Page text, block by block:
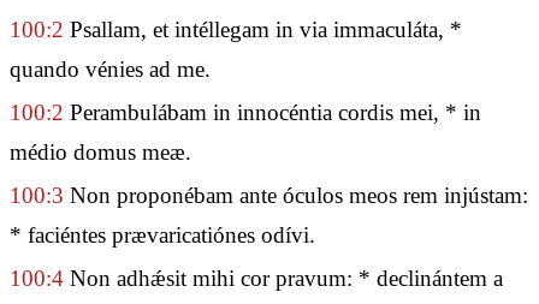
100:2 Psallam, et intéllegam in via immaculáta, *
quando vénies ad me.
100:2 Perambulábam in innocéntia cordis mei, * in
médio domus meæ.
100:3 Non proponébam ante óculos meos rem injústam:
* faciéntes prævaricatiónes odívi.
100:4 Non adhǽsit mihi cor pravum: * declinántem a